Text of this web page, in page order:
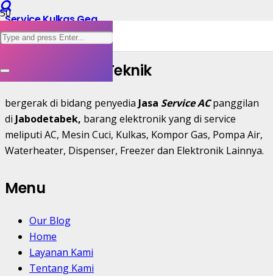
Service Kulkas Gea
Alingga Jaya Teknik
bergerak di bidang penyedia Jasa Service ACpanggilan
di Jabodetabek, barang elektronik yang di service
meliputi AC, Mesin Cuci, Kulkas, Kompor Gas, Pompa Air,
Waterheater, Dispenser, Freezer dan Elektronik Lainnya.
Menu
Our Blog
Home
Layanan Kami
Tentang Kami